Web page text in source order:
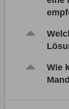
Wie